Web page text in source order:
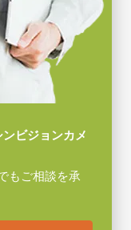
ビジョンカメ
もご相談を承